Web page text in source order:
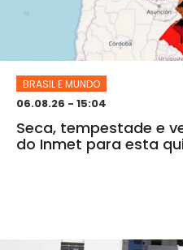
BRASIL E MUNDO
06.08.26 - 15:04
Seca, tempestade e
do Inmet para esta